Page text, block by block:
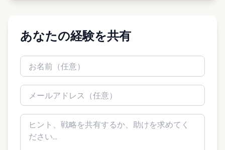
あなたの経験を共有